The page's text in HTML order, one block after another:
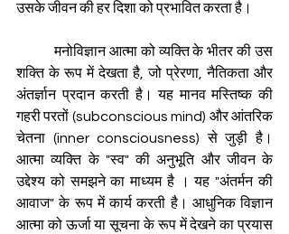
उसके जीवन की हर दिशा को प्रभावित करता है।
मनोविज्ञान आत्मा को व्यक्ति के भीतर की उस
शक्ति के रूप में देखता है, जो प्रेरणा, नैतिकता और
अंतर्ज्ञान प्रदान करती है। यह मानव मस्तिष्क की
गहरी परतों (subconscious mind) और आंतरिक
चेतना (inner consciousness) से जुड़ी है।
आत्मा व्यक्ति के "स्व" की अनुभूति और जीवन के
उद्देश्य को समझने का माध्यम है । यह "अंतर्मन की
आवाज" के रूप में कार्य करती है। आधुनिक विज्ञान
आत्मा को ऊर्जा या सूचना के रूप में देखने का प्रयास